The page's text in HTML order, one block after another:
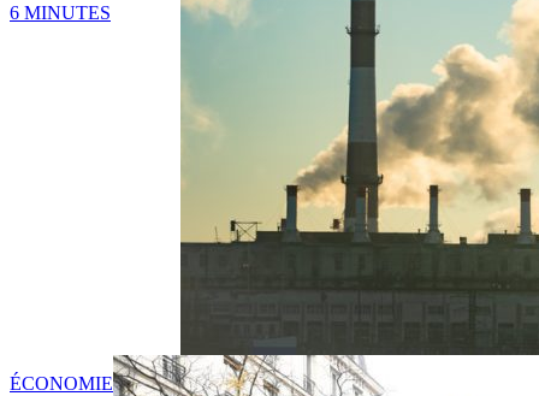
6 MINUTES
ÉCONOMIE